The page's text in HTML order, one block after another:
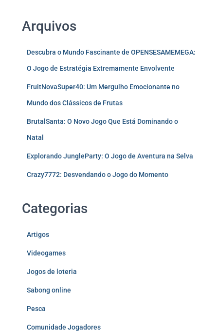
Arquivos
Descubra o Mundo Fascinante de OPENSESAMEMEGA:
O Jogo de Estratégia Extremamente Envolvente
FruitNovaSuper40: Um Mergulho Emocionante no
Mundo dos Clássicos de Frutas
BrutalSanta: O Novo Jogo Que Está Dominando o
Natal
Explorando JungleParty: O Jogo de Aventura na Selva
Crazy7772: Desvendando o Jogo do Momento
Categorias
Artigos
Videogames
Jogos de loteria
Sabong online
Pesca
Comunidade Jogadores